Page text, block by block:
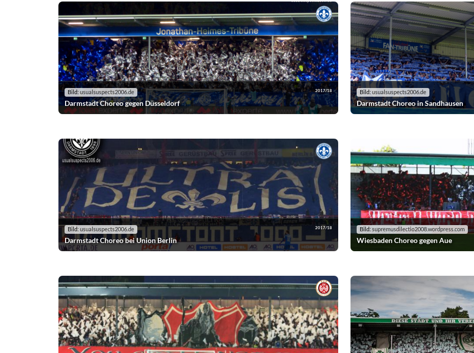
Bild: usualsuspects2006.de 2017/18
Darmstadt Choreo gegen Düsseldorf
Bild: usualsuspects2006.de
Darmstadt Choreo in Sandhausen
Bild: usualsuspects2006.de 2017/18
Darmstadt Choreo bei Union Berlin
Bild: supremusdilectio2008.wordpress.com
Wiesbaden Choreo gegen Aue